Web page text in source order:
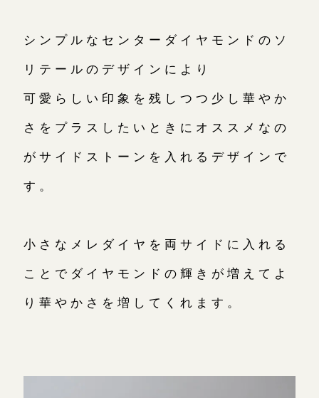
シンプルなセンターダイヤモンドのソ
リテールのデザインにより
可愛らしい印象を残しつつ少し華やか
さをプラスしたいときにオススメなの
がサイドストーンを入れるデザインで
す。
小さなメレダイヤを両サイドに入れる
ことでダイヤモンドの輝きが増えてよ
り華やかさを増してくれます。